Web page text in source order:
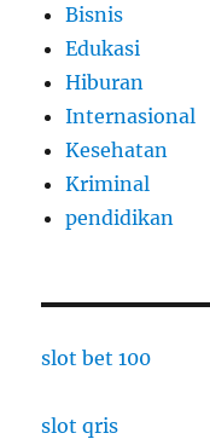
Bisnis
Edukasi
Hiburan
Internasional
Kesehatan
Kriminal
pendidikan
slot bet 100
slot qris